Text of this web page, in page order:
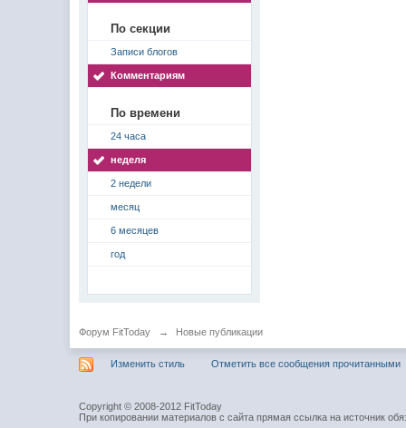
По секции
Записи блогов
Комментариям
По времени
24 часа
неделя
2 недели
месяц
6 месяцев
год
Форум FitToday → Новые публикации
Изменить стиль Отметить все сообщения прочитанными
Copyright © 2008-2012 FitToday
При копировании материалов с сайта прямая ссылка на источник